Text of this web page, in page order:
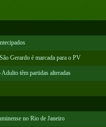
Gerardo é marcada para o PV
têm partidas alteradas
no Rio de Janeiro